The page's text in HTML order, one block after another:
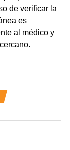
de verificar la
es
al médico y